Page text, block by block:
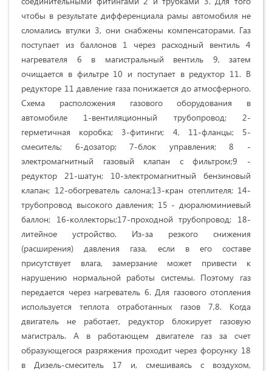
чтобы в результате дифференциала рамы автомобиля не
сломались втулки 3, они снабжены компенсаторами. Газ
поступает из баллонов 1 через расходный вентиль 4
нагревателя 6 в магистральный вентиль 9, затем
очищается в фильтре 10 и поступает в редуктор 11. В
редукторе 11 давление газа понижается до атмосферного.
Схема расположения газового оборудования в
автомобиле 1-вентиляционный трубопровод; 2-
герметичная коробка; 3-фитинги; 4, 11-фланцы; 5-
смеситель; 6-дозатор; 7-блок управления; 8 -
электромагнитный газовый клапан с фильтром;9 -
редуктор 21-шатун; 10-электромагнитный бензиновый
клапан; 12-обогреватель салона;13-кран отеплителя; 14-
трубопровод высокого давления; 15 - дюралюминиевый
баллон; 16-коллекторы;17-проходной трубопровод; 18-
литейное устройство. Из-за резкого снижения
(расширения) давления газа, если в его составе
присутствует влага, замерзание может привести к
нарушению нормальной работы системы. Поэтому газ
передается через нагреватель 6. Для газового отопления
используется теплота отработанных газов 7,8. Когда
двигатель не работает, редуктор блокирует газовую
магистраль. А в работающем двигателе газ за счет
образующегося разряжения проходит через форсунку 18
в Дизель-смеситель 17 и, смешиваясь с воздухом,